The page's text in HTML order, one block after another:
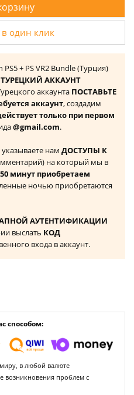
в один клик
+ PS VR2 Bundle (Турция)
АККАУНТ
аккаунта ПОСТАВЬТЕ
аккаунт, создадим
только при первом
@gmail.com.
нам ДОСТУПЫ К
на который мы в
минут приобретаем
ночью приобретаются
АУТЕНТИФИКАЦИИ
выслать КОД
входа в аккаунт.
способом:
в любой валюте
возникновения проблем с